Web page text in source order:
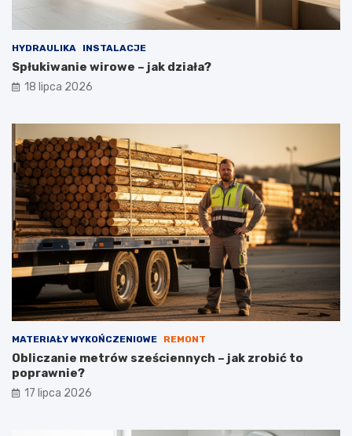
HYDRAULIKA INSTALACJE
Spłukiwanie wirowe – jak działa?
18 lipca 2026
MATERIAŁY WYKOŃCZENIOWE REMONT
Obliczanie metrów sześciennych – jak zrobić to
poprawnie?
17 lipca 2026